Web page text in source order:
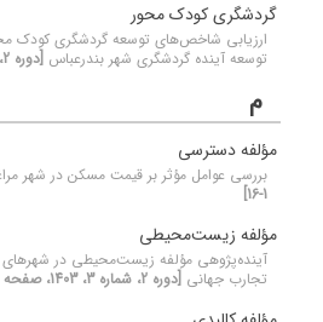
گردشگری کودک محور
ارزیابی شاخص‌های توسعه گردشگری کودک
توسعه آینده گردشگری شهر بندرعباس [دوره 2، شماره 4، 1403، صفحه 55-68]
م
مؤلفه دسترسی
بررسی عوامل مؤثر بر قیمت مسکن در شهر
1-16]
مؤلفه زیست‌محیطی
آینده‌پژوهی مؤلفه زیست‌محیطی در
تجارب جهانی [دوره 2، شماره 3، 1403، صفحه 24-42]